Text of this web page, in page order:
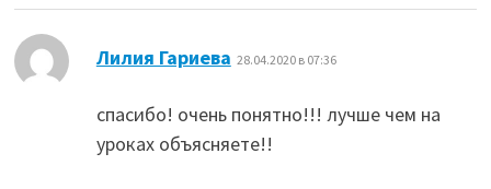
Лилия Гариева 28.04.2020 в 07:36
спасибо! очень понятно!!! лучше чем на
уроках объясняете!!